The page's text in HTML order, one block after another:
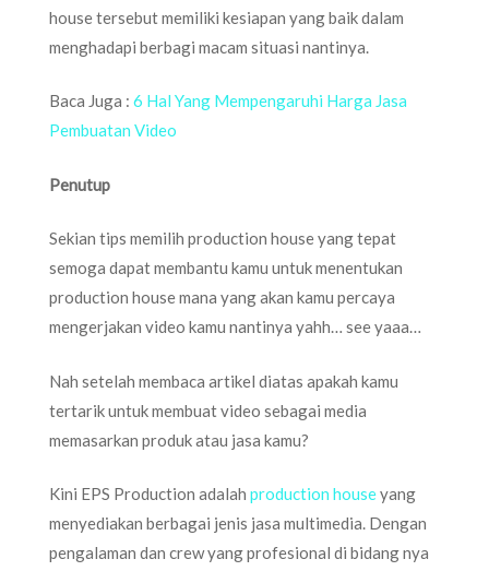
house tersebut memiliki kesiapan yang baik dalam
menghadapi berbagi macam situasi nantinya.
Baca Juga : 6 Hal Yang Mempengaruhi Harga Jasa
Pembuatan Video
Penutup
Sekian tips memilih production house yang tepat
semoga dapat membantu kamu untuk menentukan
production house mana yang akan kamu percaya
mengerjakan video kamu nantinya yahh… see yaaa…
Nah setelah membaca artikel diatas apakah kamu
tertarik untuk membuat video sebagai media
memasarkan produk atau jasa kamu?
Kini EPS Production adalah production houseyang
menyediakan berbagai jenis jasa multimedia. Dengan
pengalaman dan crew yang profesional di bidang nya